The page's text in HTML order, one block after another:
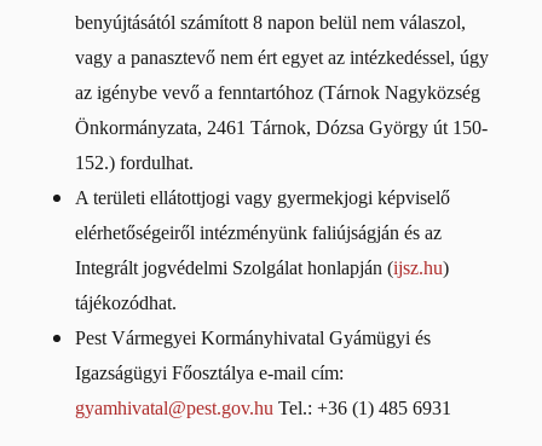
benyújtásától számított 8 napon belül nem válaszol,
vagy a panasztevő nem ért egyet az intézkedéssel, úgy
az igénybe vevő a fenntartóhoz (Tárnok Nagyközség
Önkormányzata, 2461 Tárnok, Dózsa György út 150-
152.) fordulhat.
A területi ellátottjogi vagy gyermekjogi képviselő
elérhetőségeiről intézményünk faliújságján és az
Integrált jogvédelmi Szolgálat honlapján (ijsz.hu)
tájékozódhat.
Pest Vármegyei Kormányhivatal Gyámügyi és
Igazságügyi Főosztálya e-mail cím:
gyamhivatal@pest.gov.hu Tel.: +36 (1) 485 6931